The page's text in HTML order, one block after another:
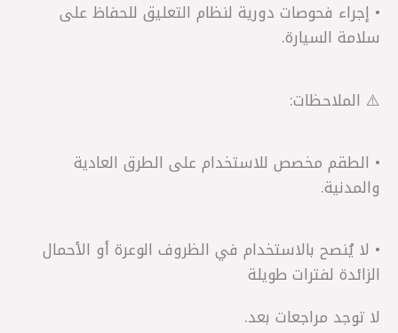
• إجراء فحوصات دورية لنظام التعليق للحفاظ على
سلامة السيارة.
⚠️ الملاحظات:
• الطقم مخصص للاستخدام على الطرق العادية
والمدنية.
• لا يُنصح بالاستخدام في الظروف الوعرة أو الأحمال
الزائدة لفترات طويلة
لا توجد مراجعات بعد.